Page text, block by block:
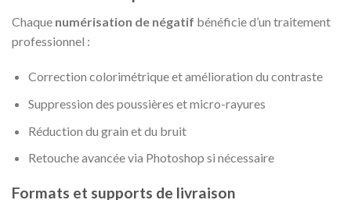
Chaque numérisation de négatif bénéficie d’un traitement
professionnel :
Correction colorimétrique et amélioration du contraste
Suppression des poussières et micro-rayures
Réduction du grain et du bruit
Retouche avancée via Photoshop si nécessaire
Formats et supports de livraison